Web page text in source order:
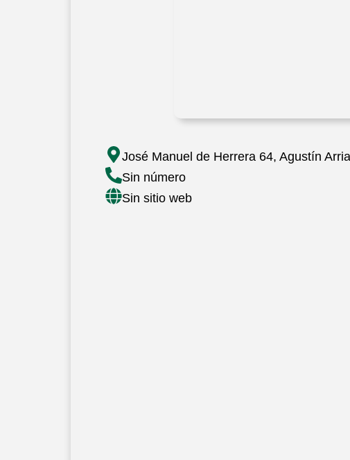
José Manuel de Herrera 64, Agustín
Sin número
Sin sitio web